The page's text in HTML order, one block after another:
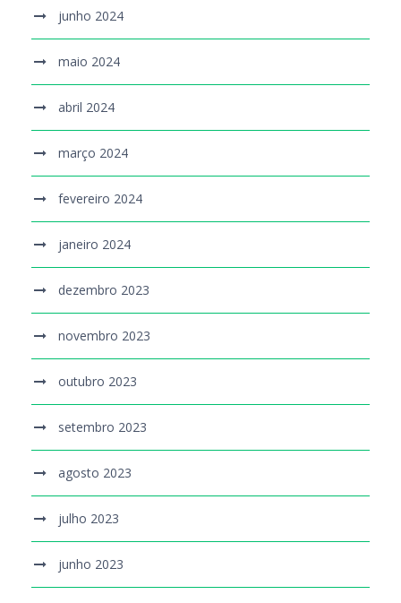
junho 2024
maio 2024
abril 2024
março 2024
fevereiro 2024
janeiro 2024
dezembro 2023
novembro 2023
outubro 2023
setembro 2023
agosto 2023
julho 2023
junho 2023